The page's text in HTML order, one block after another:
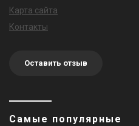
Карта сайта
Контакты
Оставить отзыв
Самые популярные